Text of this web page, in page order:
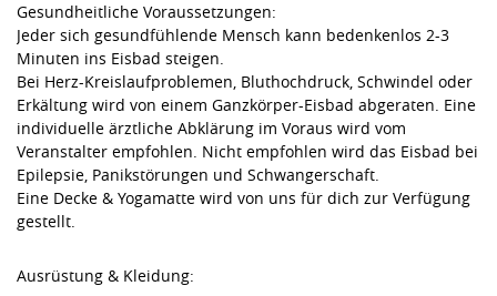
Gesundheitliche Voraussetzungen:
Jeder sich gesundfühlende Mensch kann bedenkenlos 2-3
Minuten ins Eisbad steigen.
Bei Herz-Kreislaufproblemen, Bluthochdruck, Schwindel oder
Erkältung wird von einem Ganzkörper-Eisbad abgeraten. Eine
individuelle ärztliche Abklärung im Voraus wird vom
Veranstalter empfohlen. Nicht empfohlen wird das Eisbad bei
Epilepsie, Panikstörungen und Schwangerschaft.
Eine Decke & Yogamatte wird von uns für dich zur Verfügung
gestellt.
Ausrüstung & Kleidung: